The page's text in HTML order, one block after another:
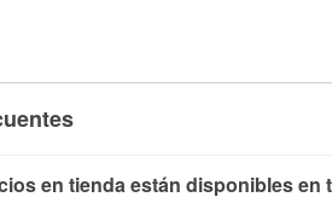
en tienda están disponibles